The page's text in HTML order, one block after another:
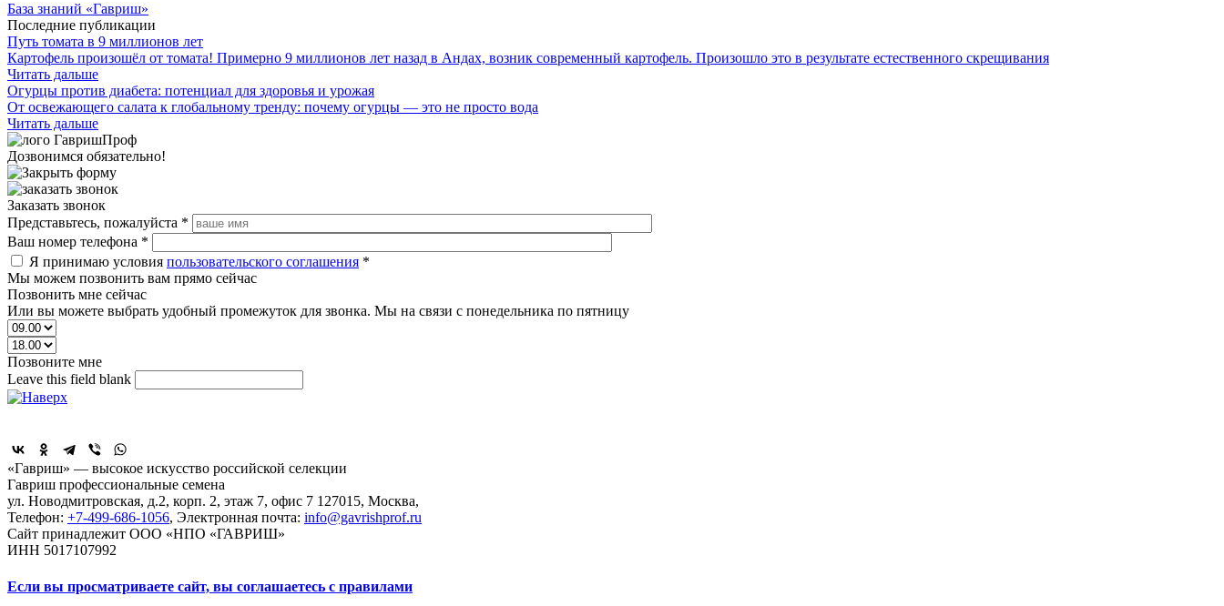
База знаний «Гавриш»
Последние публикации
Путь томата в 9 миллионов лет
Картофель произошёл от томата! Примерно 9 миллионов лет назад в Андах, возник современный картофель. Произошло это в результате естественного скрещивания
Читать дальше
Огурцы против диабета: потенциал для здоровья и урожая
От освежающего салата к глобальному тренду: почему огурцы — это не просто вода
Читать дальше
Дозвонимся обязательно!
Заказать звонок
Представьтесь, пожалуйста *
Ваш номер телефона *
Я принимаю условия пользовательского соглашения *
Мы можем позвонить вам прямо сейчас
Позвонить мне сейчас
Или вы можете выбрать удобный промежуток для звонка. Мы на связи с понедельника по пятницу
Позвоните мне
Leave this field blank
«Гавриш» — высокое искусство российской селекции
Гавриш профессиональные семена
ул. Новодмитровская, д.2, корп. 2, этаж 7, офис 7 127015, Москва,
Телефон: +7-499-686-1056, Электронная почта: info@gavrishprof.ru
Сайт принадлежит ООО «НПО «ГАВРИШ»
ИНН 5017107992
Если вы просматриваете сайт, вы соглашаетесь с правилами